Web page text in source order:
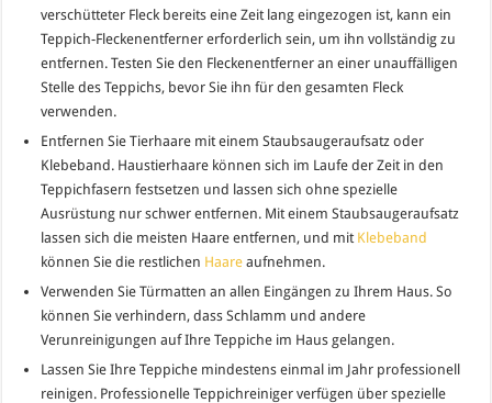
verschütteter Fleck bereits eine Zeit lang eingezogen ist, kann ein
Teppich-Fleckenentferner erforderlich sein, um ihn vollständig zu
entfernen. Testen Sie den Fleckenentferner an einer unauffälligen
Stelle des Teppichs, bevor Sie ihn für den gesamten Fleck
verwenden.
Entfernen Sie Tierhaare mit einem Staubsaugeraufsatz oder
Klebeband. Haustierhaare können sich im Laufe der Zeit in den
Teppichfasern festsetzen und lassen sich ohne spezielle
Ausrüstung nur schwer entfernen. Mit einem Staubsaugeraufsatz
lassen sich die meisten Haare entfernen, und mit Klebeband
können Sie die restlichen Haare aufnehmen.
Verwenden Sie Türmatten an allen Eingängen zu Ihrem Haus. So
können Sie verhindern, dass Schlamm und andere
Verunreinigungen auf Ihre Teppiche im Haus gelangen.
Lassen Sie Ihre Teppiche mindestens einmal im Jahr professionell
reinigen. Professionelle Teppichreiniger verfügen über spezielle